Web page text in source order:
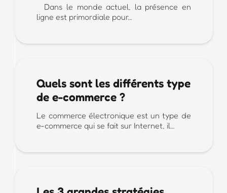
Dans le monde actuel, la présence en
ligne est primordiale pour…
Quels sont les différents type
de e-commerce ?
Le commerce électronique est un type de
e-commerce qui se fait sur Internet, il…